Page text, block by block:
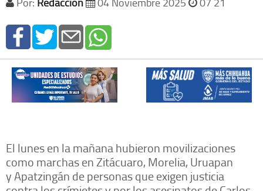
El lunes en la mañana hubieron movilizaciones
como marchas en Zitácuaro, Morelia, Uruapan
y Apatzingán de personas que exigen justicia